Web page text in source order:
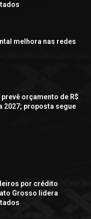
melhora nas redes
orçamento de R$
2027; proposta segue
por crédito
Grosso lidera